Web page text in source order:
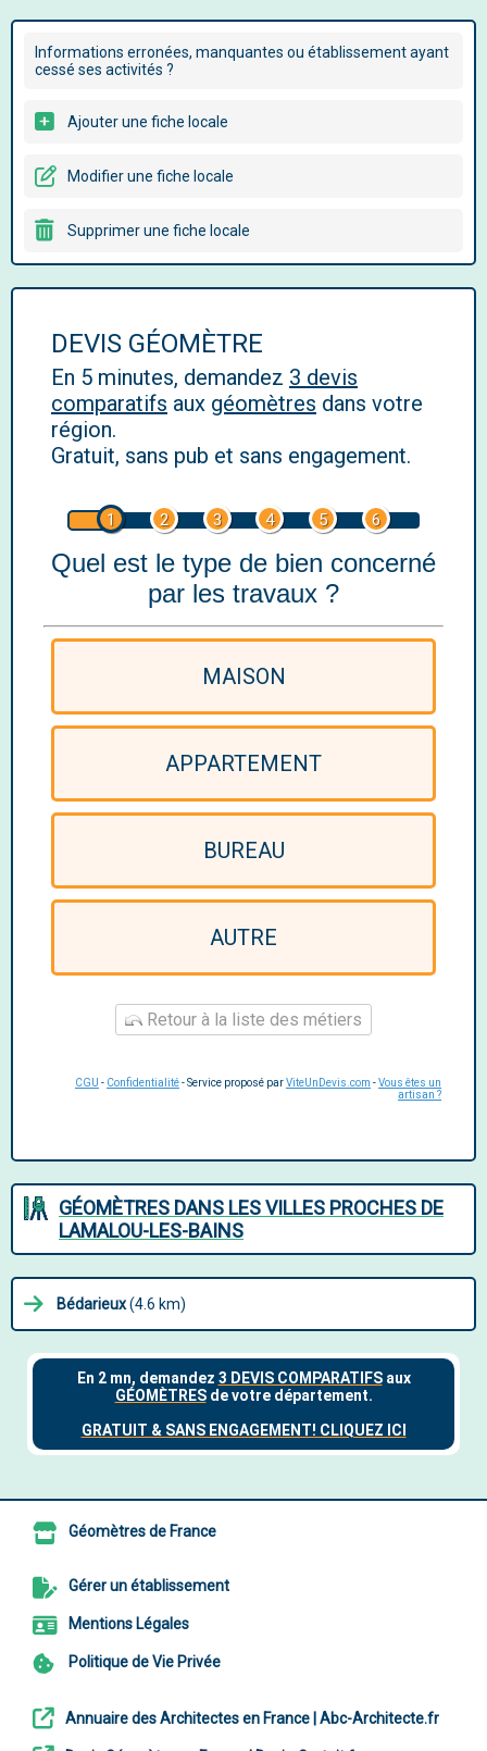
Informations erronées, manquantes ou établissement ayant
cessé ses activités ?
Ajouter une fiche locale
Modifier une fiche locale
Supprimer une fiche locale
DEVIS GÉOMÈTRE
En 5 minutes, demandez 3 devis
comparatifs aux géomètres dans votre
région.
Gratuit, sans pub et sans engagement.
1 2 3 4 5 6
Quel est le type de bien concerné
par les travaux ?
MAISON
APPARTEMENT
BUREAU
AUTRE
Retour à la liste des métiers
CGU - Confidentialité- Service proposé parViteUnDevis.com -Vous êtes un
artisan ?
GÉOMÈTRES DANS LES VILLES PROCHES DE
LAMALOU-LES-BAINS
Bédarieux(4.6 km)
Géomètres de France
Gérer un établissement
Mentions Légales
Politique de Vie Privée
Annuaire des Architectes en France | Abc-Architecte.fr